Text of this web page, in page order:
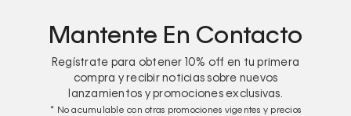
Mantente En Contacto
Regístrate para obtener 10% off en tu primera
compra y recibir noticias sobre nuevos
lanzamientos y promociones exclusivas.
* No acumulable con otras promociones vigentes y precios